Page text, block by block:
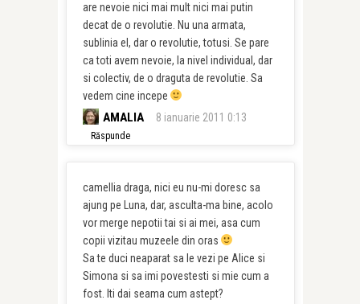
are nevoie nici mai mult nici mai putin
decat de o revolutie. Nu una armata,
sublinia el, dar o revolutie, totusi. Se pare
ca toti avem nevoie, la nivel individual, dar
si colectiv, de o draguta de revolutie. Sa
vedem cine incepe
AMALIA 8 ianuarie 2011 0:13
Răspunde
camellia draga, nici eu nu-mi doresc sa
ajung pe Luna, dar, asculta-ma bine, acolo
vor merge nepotii tai si ai mei, asa cum
copii vizitau muzeele din oras
Sa te duci neaparat sa le vezi pe Alice si
Simona si sa imi povestesti si mie cum a
fost. Iti dai seama cum astept?